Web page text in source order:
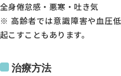
●
全身倦怠感・悪寒・吐き気
※ 高齢者では意識障害や血圧
起こすこともあります。
治療方法